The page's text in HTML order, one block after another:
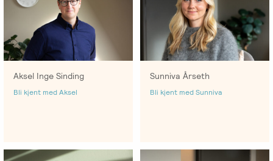
Aksel Inge Sinding
Bli kjent med Aksel
Sunniva Årseth
Bli kjent med Sunniva